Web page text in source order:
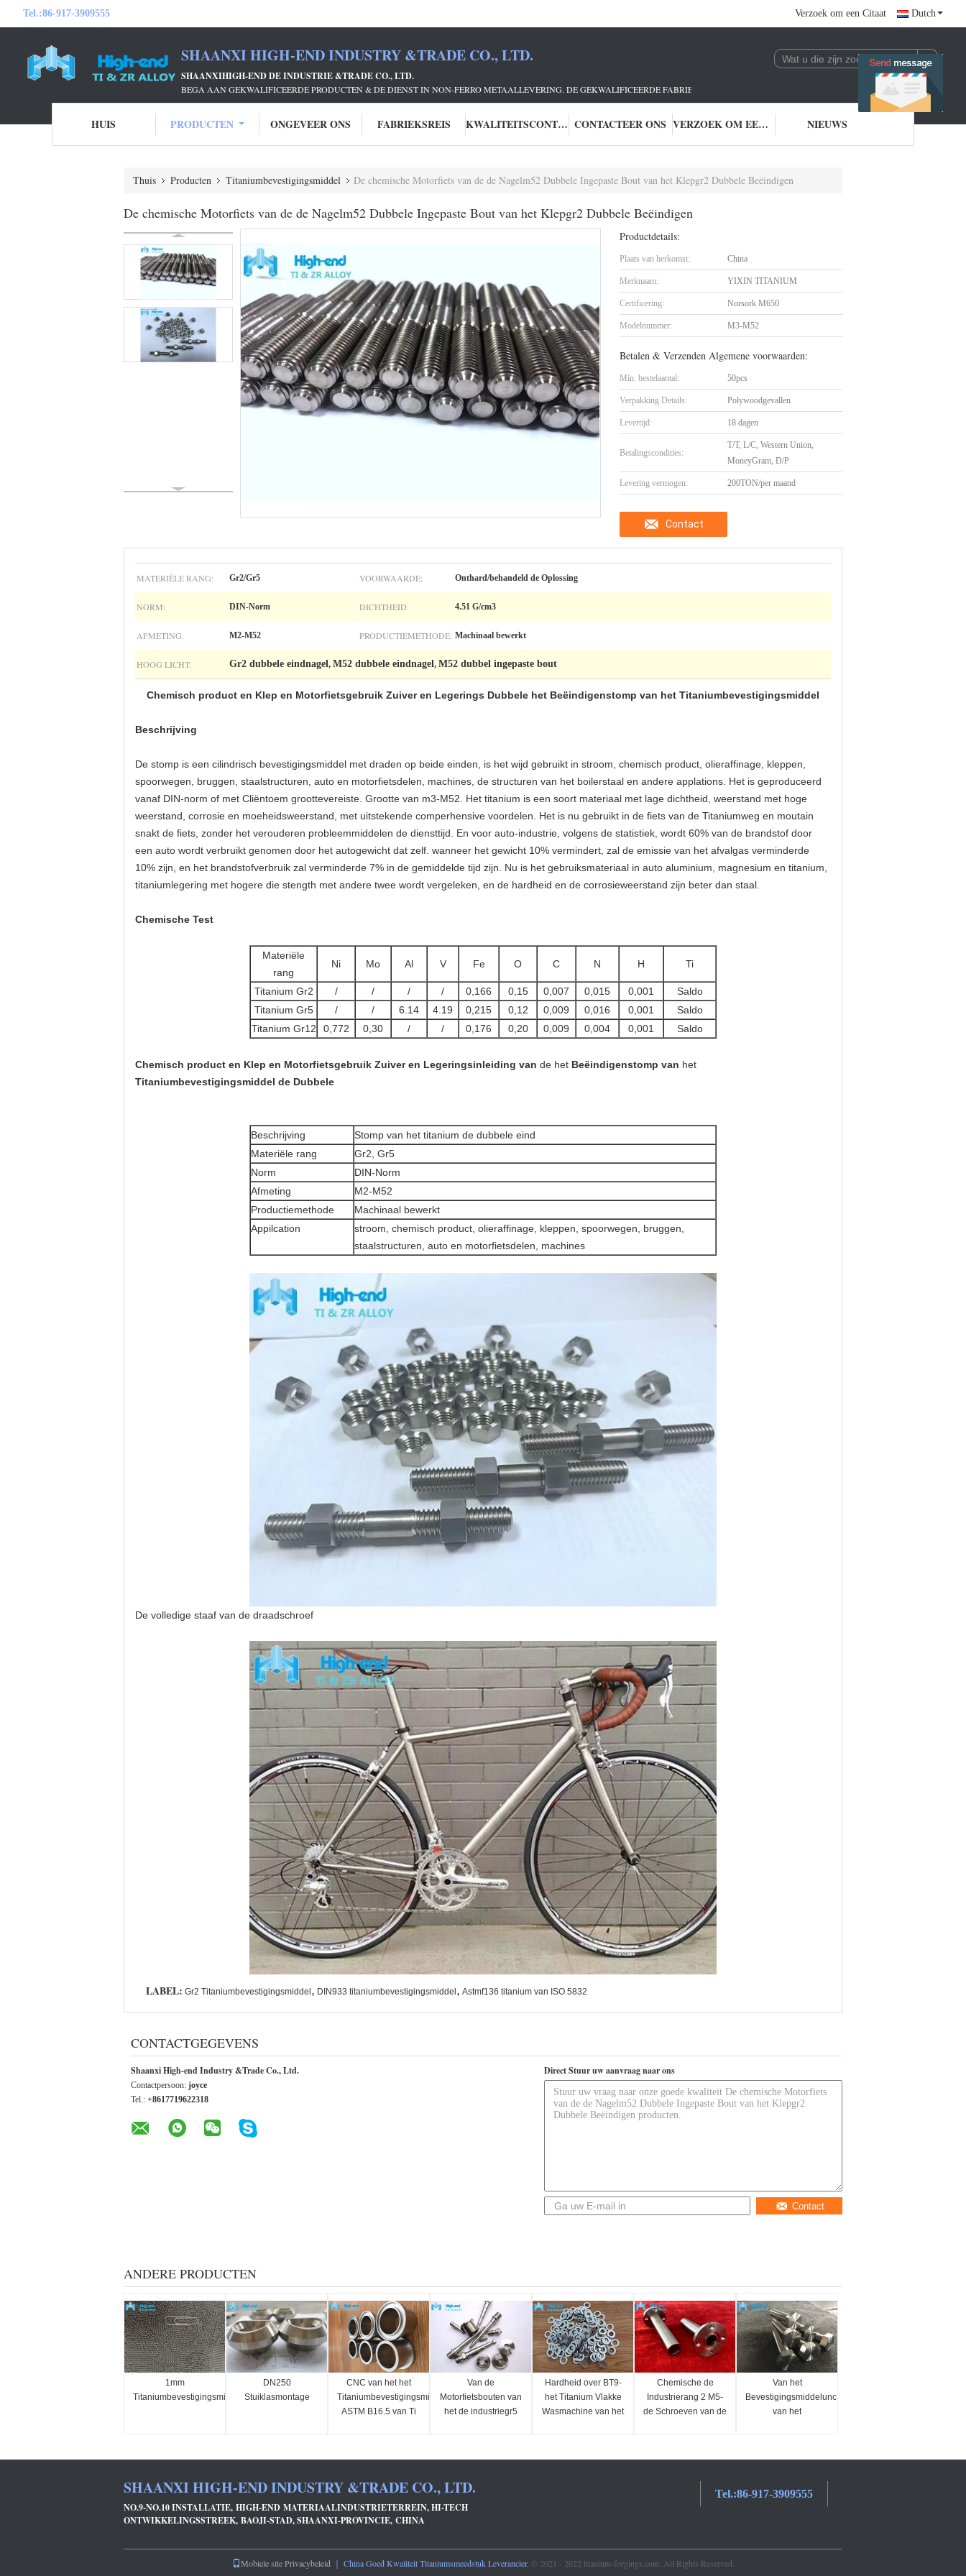
Tel.:86-917-3909555 Verzoek om een Citaat Dutch
SHAANXI HIGH-END INDUSTRY &TRADE CO., LTD.
SHAANXIHIGH-END DE INDUSTRIE &TRADE CO., LTD.
BEGA AAN GEKWALIFICEERDE PRODUCTEN & DE DIENST IN NON-FERRO METAALLEVERING. DE GEKWALIFICEERDE FABRIEK VAN AS9100& NORSOK M650.
HUIS PRODUCTEN ONGEVEER ONS FABRIEKSREIS KWALITEITSCONTROLE CONTACTEER ONS VERZOEK OM EEN CITAAT NIEUWS
Thuis Producten Titaniumbevestigingsmiddel De chemische Motorfiets van de de Nagelm52 Dubbele Ingepaste Bout van het Klepgr2 Dubbele Beëindigen
De chemische Motorfiets van de de Nagelm52 Dubbele Ingepaste Bout van het Klepgr2 Dubbele Beëindigen
Productdetails:
Plaats van herkomst: China
Merknaam: YIXIN TITANIUM
Certificering: Norsork M650
Modelnummer: M3-M52
Betalen & Verzenden Algemene voorwaarden:
Min. bestelaantal: 50pcs
Verpakking Details: Polywoodgevallen
Levertijd: 18 dagen
Betalingscondities:
T/T, L/C, Western Union,
MoneyGram, D/P
Levering vermogen: 200TON/per maand
Contact
MATERIËLE RANG: Gr2/Gr5 VOORWAARDE: Onthard/behandeld de Oplossing
NORM: DIN-Norm DICHTHEID: 4.51 G/cm3
AFMETING: M2-M52 PRODUCTIEMETHODE: Machinaal bewerkt
HOOG LICHT: Gr2 dubbele eindnagel, M52 dubbele eindnagel, M52 dubbel ingepaste bout
Chemisch product en Klep en Motorfietsgebruik Zuiver en Legerings Dubbele het Beëindigenstomp van het Titaniumbevestigingsmiddel
Beschrijving
De stomp is een cilindrisch bevestigingsmiddel met draden op beide einden, is het wijd gebruikt in stroom, chemisch product, olieraffinage, kleppen,
spoorwegen, bruggen, staalstructuren, auto en motorfietsdelen, machines, de structuren van het boilerstaal en andere applations. Het is geproduceerd
vanaf DIN-norm of met Cliëntoem groottevereiste. Grootte van m3-M52. Het titanium is een soort materiaal met lage dichtheid, weerstand met hoge
weerstand, corrosie en moeheidsweerstand, met uitstekende comperhensive voordelen. Het is nu gebruikt in de fiets van de Titaniumweg en moutain
snakt de fiets, zonder het verouderen probleemmiddelen de diensttijd. En voor auto-industrie, volgens de statistiek, wordt 60% van de brandstof door
een auto wordt verbruikt genomen door het autogewicht dat zelf. wanneer het gewicht 10% vermindert, zal de emissie van het afvalgas verminderde
10% zijn, en het brandstofverbruik zal verminderde 7% in de gemiddelde tijd zijn. Nu is het gebruiksmateriaal in auto aluminium, magnesium en titanium,
titaniumlegering met hogere die stength met andere twee wordt vergeleken, en de hardheid en de corrosieweerstand zijn beter dan staal.
Chemische Test
Materiële
rang
Ni Mo Al V Fe O C N H Ti
Titanium Gr2 / / / / 0,166 0,15 0,007 0,015 0,001
Saldo
Titanium Gr5
/ / 6.14 4.19 0,215 0,12 0,009 0,016 0,001
Saldo
Titanium Gr12
0,772 0,30 / / 0,176 0,20 0,009 0,004 0,001 Saldo
Chemisch product en Klep en Motorfietsgebruik Zuiver en Legeringsinleiding van de het Beëindigenstomp van het
Titaniumbevestigingsmiddel de Dubbele
Beschrijving
Stomp van het titanium de dubbele eind
Materiële rang
Gr2, Gr5
Norm
DIN-Norm
Afmeting
M2-M52
Productiemethode
Machinaal bewerkt
Appilcation
stroom, chemisch product, olieraffinage, kleppen, spoorwegen, bruggen,
staalstructuren, auto en motorfietsdelen, machines
De volledige staaf van de draadschroef
LABEL: Gr2 Titaniumbevestigingsmiddel , DIN933 titaniumbevestigingsmiddel , Astmf136 titanium van ISO 5832
CONTACTGEGEVENS
Shaanxi High-end Industry &Trade Co., Ltd.
Contactpersoon: joyce
Tel.: +8617719622318
Direct Stuur uw aanvraag naar ons
Contact
ANDERE PRODUCTEN
1mm
Titaniumbevestigingsmiddel
DN250
Stuiklasmontage
CNC van het het
Titaniumbevestigingsmiddel
ASTM B16.5 van Ti
Van de
Motorfietsbouten van
het de industriegr5
Hardheid over BT9-
het Titanium Vlakke
Wasmachine van het
Chemische de
Industrierang 2 M5-
de Schroeven van de
Van het
Bevestigingsmiddelunc
van het
SHAANXI HIGH-END INDUSTRY &TRADE CO., LTD.
NO.9-NO.10 INSTALLATIE, HIGH-END MATERIAALINDUSTRIETERREIN, HI-TECH
ONTWIKKELINGSSTREEK, BAOJI-STAD, SHAANXI-PROVINCIE, CHINA
Tel.:86-917-3909555
Mobiele site Privacybeleid ｜ China Goed Kwaliteit Titaniumsmeedstuk Leverancier. © 2021 - 2022 titanium-forgings.com. All Rights Reserved.